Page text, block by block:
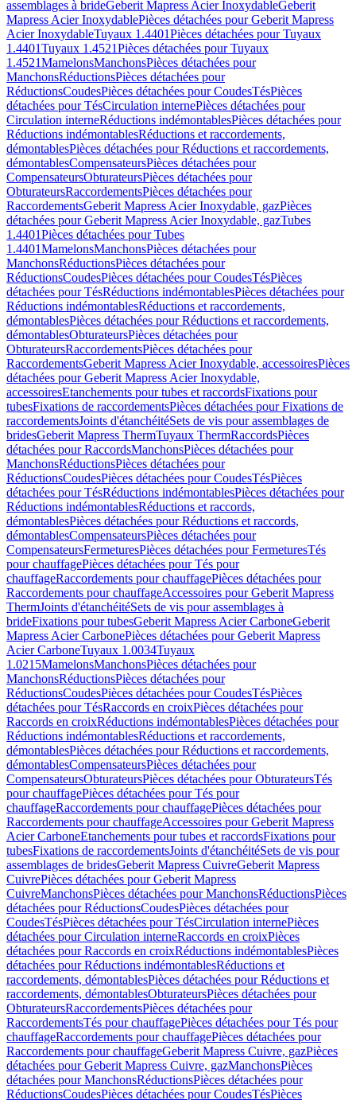
assemblages à brideGeberit Mapress Acier InoxydableGeberit
Mapress Acier InoxydablePièces détachées pour Geberit Mapress
Acier InoxydableTuyaux 1.4401Pièces détachées pour Tuyaux
1.4401Tuyaux 1.4521Pièces détachées pour Tuyaux
1.4521MamelonsManchonsPièces détachées pour
ManchonsRéductionsPièces détachées pour
RéductionsCoudesPièces détachées pour CoudesTésPièces
détachées pour TésCirculation internePièces détachées pour
Circulation interneRéductions indémontablesPièces détachées pour
Réductions indémontablesRéductions et raccordements,
démontablesPièces détachées pour Réductions et raccordements,
démontablesCompensateursPièces détachées pour
CompensateursObturateursPièces détachées pour
ObturateursRaccordementsPièces détachées pour
RaccordementsGeberit Mapress Acier Inoxydable, gazPièces
détachées pour Geberit Mapress Acier Inoxydable, gazTubes
1.4401Pièces détachées pour Tubes
1.4401MamelonsManchonsPièces détachées pour
ManchonsRéductionsPièces détachées pour
RéductionsCoudesPièces détachées pour CoudesTésPièces
détachées pour TésRéductions indémontablesPièces détachées pour
Réductions indémontablesRéductions et raccordements,
démontablesPièces détachées pour Réductions et raccordements,
démontablesObturateursPièces détachées pour
ObturateursRaccordementsPièces détachées pour
RaccordementsGeberit Mapress Acier Inoxydable, accessoiresPièces
détachées pour Geberit Mapress Acier Inoxydable,
accessoiresEtanchements pour tubes et raccordsFixations pour
tubesFixations de raccordementsPièces détachées pour Fixations de
raccordementsJoints d'étanchéitéSets de vis pour assemblages de
bridesGeberit Mapress ThermTuyaux ThermRaccordsPièces
détachées pour RaccordsManchonsPièces détachées pour
ManchonsRéductionsPièces détachées pour
RéductionsCoudesPièces détachées pour CoudesTésPièces
détachées pour TésRéductions indémontablesPièces détachées pour
Réductions indémontablesRéductions et raccords,
démontablesPièces détachées pour Réductions et raccords,
démontablesCompensateursPièces détachées pour
CompensateursFermeturesPièces détachées pour FermeturesTés
pour chauffagePièces détachées pour Tés pour
chauffageRaccordements pour chauffagePièces détachées pour
Raccordements pour chauffageAccessoires pour Geberit Mapress
ThermJoints d'étanchéitéSets de vis pour assemblages à
brideFixations pour tubesGeberit Mapress Acier CarboneGeberit
Mapress Acier CarbonePièces détachées pour Geberit Mapress
Acier CarboneTuyaux 1.0034Tuyaux
1.0215MamelonsManchonsPièces détachées pour
ManchonsRéductionsPièces détachées pour
RéductionsCoudesPièces détachées pour CoudesTésPièces
détachées pour TésRaccords en croixPièces détachées pour
Raccords en croixRéductions indémontablesPièces détachées pour
Réductions indémontablesRéductions et raccordements,
démontablesPièces détachées pour Réductions et raccordements,
démontablesCompensateursPièces détachées pour
CompensateursObturateursPièces détachées pour ObturateursTés
pour chauffagePièces détachées pour Tés pour
chauffageRaccordements pour chauffagePièces détachées pour
Raccordements pour chauffageAccessoires pour Geberit Mapress
Acier CarboneEtanchements pour tubes et raccordsFixations pour
tubesFixations de raccordementsJoints d'étanchéitéSets de vis pour
assemblages de bridesGeberit Mapress CuivreGeberit Mapress
CuivrePièces détachées pour Geberit Mapress
CuivreManchonsPièces détachées pour ManchonsRéductionsPièces
détachées pour RéductionsCoudesPièces détachées pour
CoudesTésPièces détachées pour TésCirculation internePièces
détachées pour Circulation interneRaccords en croixPièces
détachées pour Raccords en croixRéductions indémontablesPièces
détachées pour Réductions indémontablesRéductions et
raccordements, démontablesPièces détachées pour Réductions et
raccordements, démontablesObturateursPièces détachées pour
ObturateursRaccordementsPièces détachées pour
RaccordementsTés pour chauffagePièces détachées pour Tés pour
chauffageRaccordements pour chauffagePièces détachées pour
Raccordements pour chauffageGeberit Mapress Cuivre, gazPièces
détachées pour Geberit Mapress Cuivre, gazManchonsPièces
détachées pour ManchonsRéductionsPièces détachées pour
RéductionsCoudesPièces détachées pour CoudesTésPièces